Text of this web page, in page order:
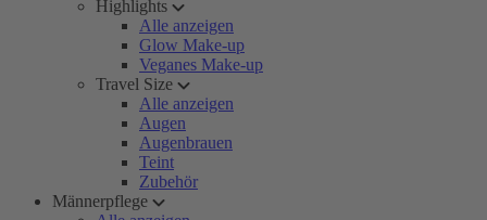
Highlights
Alle anzeigen
Glow Make-up
Veganes Make-up
Travel Size
Alle anzeigen
Augen
Augenbrauen
Teint
Zubehör
Männerpflege